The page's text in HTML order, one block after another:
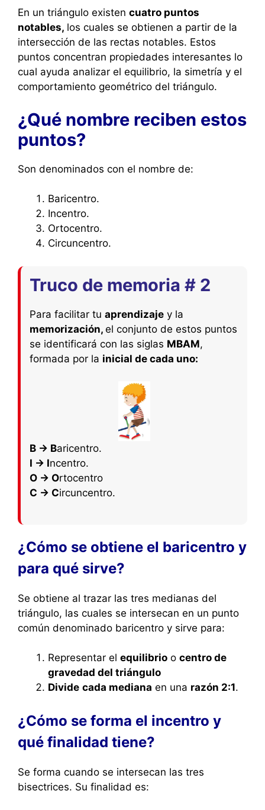
En un triángulo existen cuatro puntos
notables, los cuales se obtienen a partir de la
intersección de las rectas notables. Estos
puntos concentran propiedades interesantes lo
cual ayuda analizar el equilibrio, la simetría y el
comportamiento geométrico del triángulo.
¿Qué nombre reciben estos
puntos?
Son denominados con el nombre de:
Baricentro.
Incentro.
Ortocentro.
Circuncentro.
Truco de memoria # 2
Para facilitar tu aprendizaje y la
memorización, el conjunto de estos puntos
se identificará con las siglas MBAM,
formada por la inicial de cada uno:
B → Baricentro.
I → Incentro.
O → Ortocentro
C → Circuncentro.
¿Cómo se obtiene el baricentro y
para qué sirve?
Se obtiene al trazar las tres medianas del
triángulo, las cuales se intersecan en un punto
común denominado baricentro y sirve para:
Representar el equilibrio o centro de
gravedad del triángulo
Divide cada mediana en una razón 2:1.
¿Cómo se forma el incentro y
qué finalidad tiene?
Se forma cuando se intersecan las tres
bisectrices. Su finalidad es: